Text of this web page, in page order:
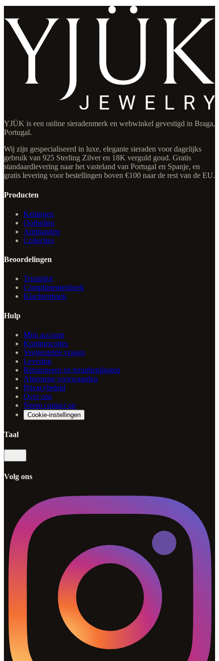
YJÜK is een online sieradenmerk en webwinkel gevestigd in Braga,
Portugal.
Wij zijn gespecialiseerd in luxe, elegante sieraden voor dagelijks
gebruik van 925 Sterling Zilver en 18K verguld goud. Gratis
standaardlevering naar het vasteland van Portugal en Spanje, en
gratis levering voor bestellingen boven €100 naar de rest van de EU.
Producten
Kettingen
Oorbellen
Armbanden
Collecties
Beoordelingen
Trustpilot
Complimentenboek
Klachtenboek
Hulp
Mijn account
Kortingscodes
Veelgestelde vragen
Levering
Retourneren en terugbetalingen
Algemene voorwaarden
Privacybeleid
Over ons
Neem contact op
Cookie-instellingen
Taal
Volg ons